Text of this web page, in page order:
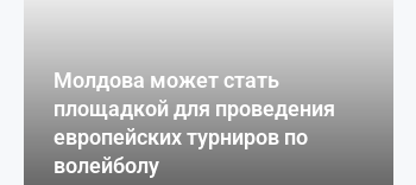
Молдова может стать
площадкой для проведения
европейских турниров по
волейболу